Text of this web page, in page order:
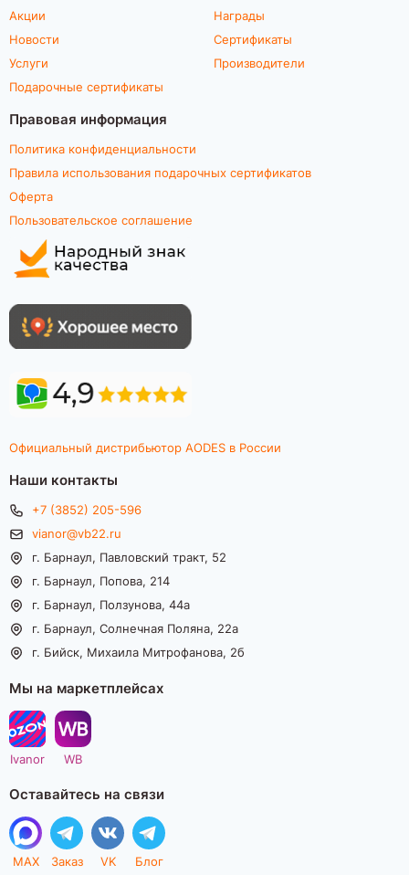
Акции
Новости
Услуги
Подарочные сертификаты
Награды
Сертификаты
Производители
Правовая информация
Политика конфиденциальности
Правила использования подарочных сертификатов
Оферта
Пользовательское соглашение
Официальный дистрибьютор AODES в России
Наши контакты
+7 (3852) 205-596
vianor@vb22.ru
г. Барнаул, Павловский тракт, 52
г. Барнаул, Попова, 214
г. Барнаул, Ползунова, 44а
г. Барнаул, Солнечная Поляна, 22а
г. Бийск, Михаила Митрофанова, 2б
Мы на маркетплейсах
Ivanor WB
Оставайтесь на связи
MAX Заказ VK Блог